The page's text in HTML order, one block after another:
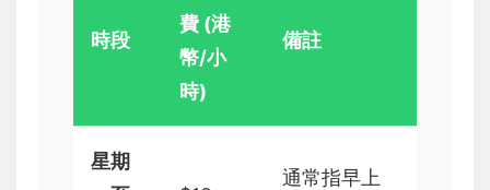
時段
費 (港
幣/小
時)
備註
星期
通常指早上